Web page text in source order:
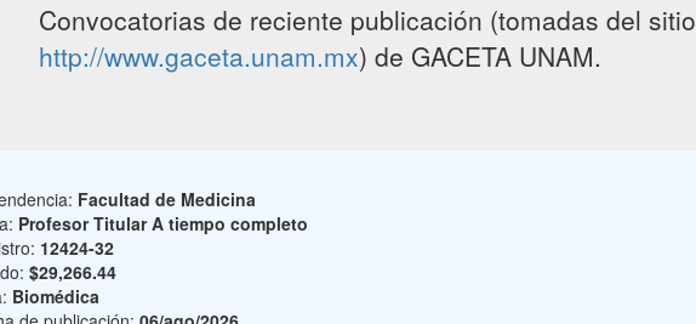
Convocatorias de reciente publicación (tomadas del sitio
http://www.gaceta.unam.mx) de GACETA UNAM.
Facultad de Medicina
Profesor Titular A tiempo completo
12424-32
$29,266.44
Biomédica